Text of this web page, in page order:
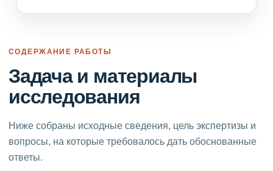
СОДЕРЖАНИЕ РАБОТЫ
Задача и материалы
исследования
Ниже собраны исходные сведения, цель экспертизы и
вопросы, на которые требовалось дать обоснованные
ответы.